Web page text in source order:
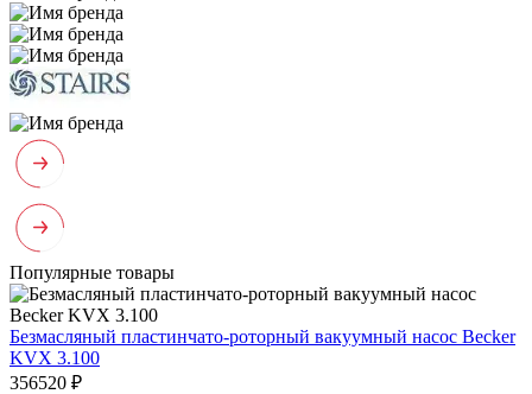
Популярные товары
Безмасляный пластинчато-роторный вакуумный насос Becker
KVX 3.100
356520 ₽